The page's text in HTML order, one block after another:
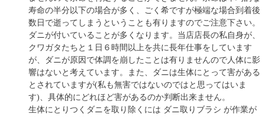
寿命の半分以下の場合が多く、ごく希ですが極端な場合到着後
数日で逝ってしまうということも有りますのでご注意下さい。
ダニが付いていることが多くなります。当店店長の私自身が、
クワガタたちと１日６時間以上を共に長年仕事をしています
が、ダニが原因で体調を崩したことは有りませんので人体に影
響はないと考えています。また、ダニは生体にとって害がある
とされていますが(私も無害ではないのではと思ってはいま
す)、具体的にどれほど害があるのか判断出来ません。
生体にとりつくダニを取り除くには ダニ取りブラシ が作業が